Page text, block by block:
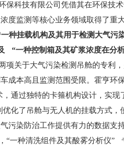
保科技有限公司凭借其在环保技
度监测等核心业务领域取得了
一种挂载机构及其用于检测大气
“一种控制箱及其矿浆浓度在分
项关于大气污染检测吊舱的专利
成本高且监测范围受限。霍亨环
通过独特的卡箍机构设计，实现
化了吊舱与无人机的挂载方式，
污染防治工作提供有力的数据支
“一种清洗组件及其酸雾分析仪”